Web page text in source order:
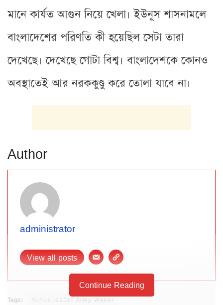
মানে কার্যত আগুন নিয়ে খেলা। ইউনূস শাসনামলে
বাংলাদেশের পরিণতি কী হয়েছিল সেটা তারা
দেখেছে। দেখেছে গোটা বিশ্ব। বাংলাদেশকে কোনও
অবস্থাতেই আর নরককুণ্ডু করে তোলা যাবে না।
Author
administrator
View all posts
Continue Reading
Tags: Yunus leaflet Army Waker